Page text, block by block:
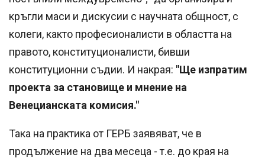
кръгли маси и дискусии с научната общност, с
колеги, както професионалисти в областта на
правото, конституционалисти, бивши
конституционни съдии. И накрая: "Ще изпратим
проекта за становище и мнение на
Венецианската комисия."
Така на практика от ГЕРБ заявяват, че в
продължение на два месеца - т.е. до края на